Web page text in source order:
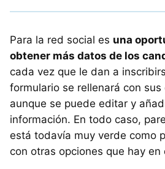
Para la red social es una
obtener más datos de los
cada vez que le dan a
formulario se rellenará con
aunque se puede editar y
información. En todo caso,
está todavía muy verde como
con otras opciones que hay en